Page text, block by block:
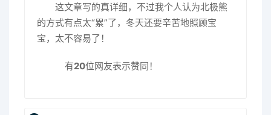
这文章写的真详细，不过我个人认为北极熊
的方式有点太“累”了，冬天还要辛苦地照顾宝
宝，太不容易了！
有20位网友表示赞同！